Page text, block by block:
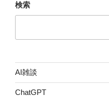
検索
AI雑談
ChatGPT